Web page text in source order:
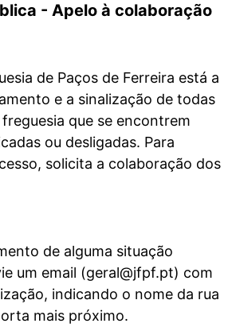
- Apelo à colaboração
de Paços de Ferreira está a
e a sinalização de todas
que se encontrem
ou desligadas. Para
solicita a colaboração dos
de alguma situação
um email (geral@jfpf.pt) com
indicando o nome da rua
mais próximo.